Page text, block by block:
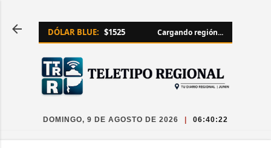
DÓLAR BLUE: $1525 Cargando región...
DOMINGO, 9 DE AGOSTO DE 2026 06:40:22